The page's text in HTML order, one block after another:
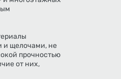
и щелочами, не
прочностью
от них,